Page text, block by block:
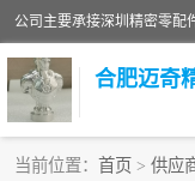
合肥迈奇
当前位置： 首页 > 供应